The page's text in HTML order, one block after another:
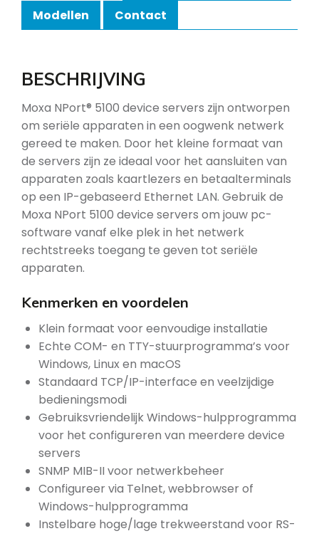
Modellen
Contact
BESCHRIJVING
Moxa NPort® 5100 device servers zijn ontworpen
om seriële apparaten in een oogwenk netwerk
gereed te maken. Door het kleine formaat van
de servers zijn ze ideaal voor het aansluiten van
apparaten zoals kaartlezers en betaalterminals
op een IP-gebaseerd Ethernet LAN. Gebruik de
Moxa NPort 5100 device servers om jouw pc-
software vanaf elke plek in het netwerk
rechtstreeks toegang te geven tot seriële
apparaten.
Kenmerken en voordelen
Klein formaat voor eenvoudige installatie
Echte COM- en TTY-stuurprogramma’s voor
Windows, Linux en macOS
Standaard TCP/IP-interface en veelzijdige
bedieningsmodi
Gebruiksvriendelijk Windows-hulpprogramma
voor het configureren van meerdere device
servers
SNMP MIB-II voor netwerkbeheer
Configureer via Telnet, webbrowser of
Windows-hulpprogramma
Instelbare hoge/lage trekweerstand voor RS-